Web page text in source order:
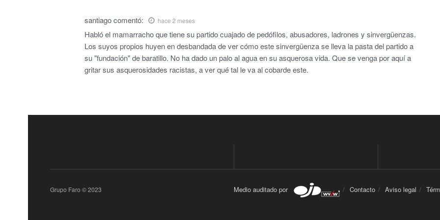
santiagocomentó: hace 2 meses
Habló el mamarracho que tiene su partido cuajado de pedófilos, abusadores, ladrones y sinvergüenzas.
Los suyos propios huyen en desbandada de ver cómo este sinvergüenza se lleva la pasta del partido a
su "fundación" de baratillo. No ha dado un palo al agua en su asquerosa vida. Que se venga por aquí a
gritar sus asquerosidades racistas, a ver qué tal le va al cobarde este.
Medio auditado por Contacto Aviso legal
Grupo Faro © 2023